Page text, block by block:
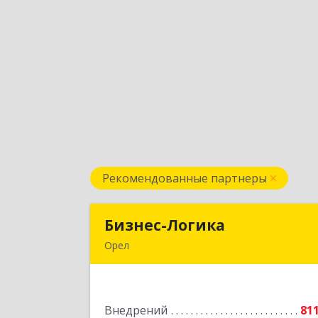
Рекомендованные партнеры
Бизнес-Логика
Орел
Внедрений
811
Бизнес-Логика